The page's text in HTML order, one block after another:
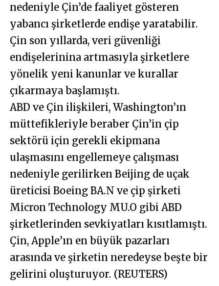
nedeniyle Çin’de faaliyet gösteren
yabancı şirketlerde endişe yaratabilir.
Çin son yıllarda, veri güvenliği
endişelerinina artmasıyla şirketlere
yönelik yeni kanunlar ve kurallar
çıkarmaya başlamıştı.
ABD ve Çin ilişkileri, Washington’ın
müttefikleriyle beraber Çin’in çip
sektörü için gerekli ekipmana
ulaşmasını engellemeye çalışması
nedeniyle gerilirken Beijing de uçak
üreticisi Boeing BA.N ve çip şirketi
Micron Technology MU.O gibi ABD
şirketlerinden sevkiyatları kısıtlamıştı.
Çin, Apple’ın en büyük pazarları
arasında ve şirketin neredeyse beşte bir
gelirini oluşturuyor. (REUTERS)